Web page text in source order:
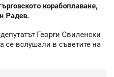
корабоплаване,
Радев.
Георги Свиленски
се вслушали в съветите на